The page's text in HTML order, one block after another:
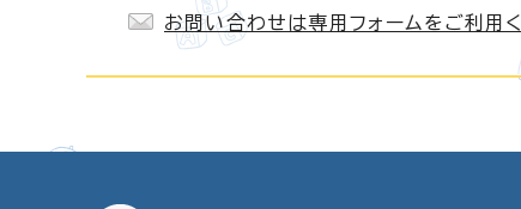
お問い合わせは専用フォームをご利用く